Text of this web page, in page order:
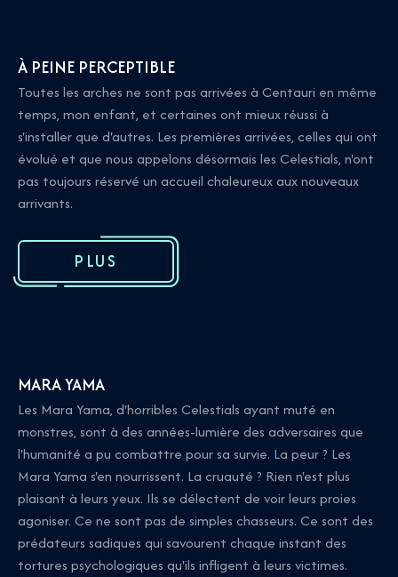
À PEINE PERCEPTIBLE
Toutes les arches ne sont pas arrivées à Centauri en même
temps, mon enfant, et certaines ont mieux réussi à
s'installer que d'autres. Les premières arrivées, celles qui ont
évolué et que nous appelons désormais les Celestials, n'ont
pas toujours réservé un accueil chaleureux aux nouveaux
arrivants.
PLUS
MARA YAMA
Les Mara Yama, d'horribles Celestials ayant muté en
monstres, sont à des années-lumière des adversaires que
l'humanité a pu combattre pour sa survie. La peur ? Les
Mara Yama s'en nourrissent. La cruauté ? Rien n'est plus
plaisant à leurs yeux. Ils se délectent de voir leurs proies
agoniser. Ce ne sont pas de simples chasseurs. Ce sont des
prédateurs sadiques qui savourent chaque instant des
tortures psychologiques qu'ils infligent à leurs victimes.